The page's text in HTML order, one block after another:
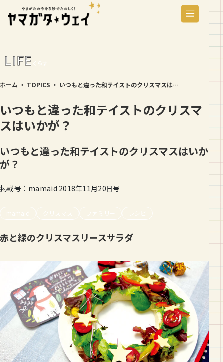
LIFE くらす
ホーム ・ TOPICS ・ いつもと違った和テイストのクリスマスはいかが？
いつもと違った和テイストのクリスマ
スはいかが？
いつもと違った和テイストのクリスマスはいか
が？
掲載号：mamaid 2018年11月20日号
mamaid クリスマス ファミリー レシピ
赤と緑のクリスマスリースサラダ